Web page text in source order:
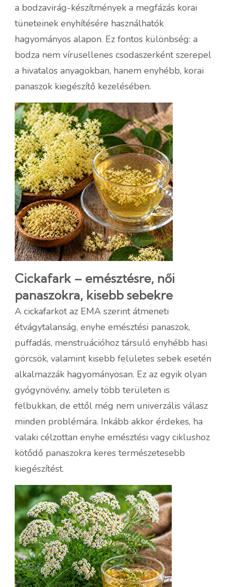
a bodzavirág-készítmények a megfázás korai
tüneteinek enyhítésére használhatók
hagyományos alapon. Ez fontos különbség: a
bodza nem vírusellenes csodaszerként szerepel
a hivatalos anyagokban, hanem enyhébb, korai
panaszok kiegészítő kezelésében.
Cickafark – emésztésre, női
panaszokra, kisebb sebekre
A cickafarkot az EMA szerint átmeneti
étvágytalanság, enyhe emésztési panaszok,
puffadás, menstruációhoz társuló enyhébb hasi
görcsök, valamint kisebb felületes sebek esetén
alkalmazzák hagyományosan. Ez az egyik olyan
gyógynövény, amely több területen is
felbukkan, de ettől még nem univerzális válasz
minden problémára. Inkább akkor érdekes, ha
valaki célzottan enyhe emésztési vagy ciklushoz
kötődő panaszokra keres természetesebb
kiegészítést.